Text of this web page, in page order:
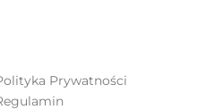
Prywatności